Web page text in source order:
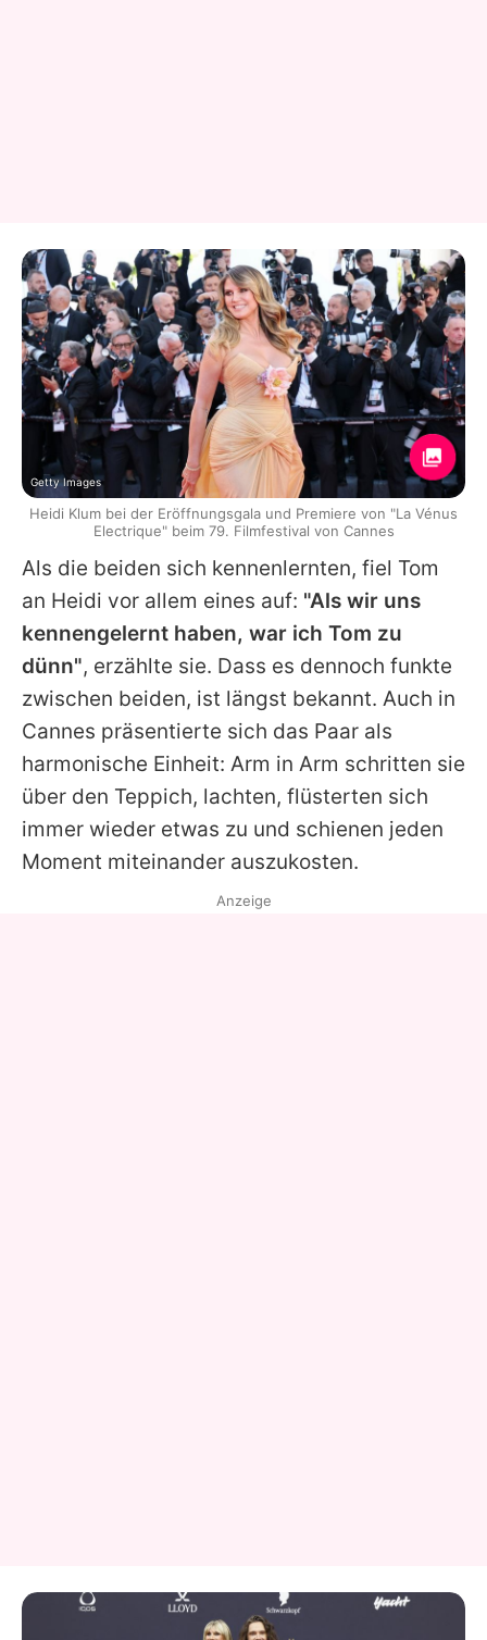
Als die beiden sich kennenlernten, fiel Tom
an Heidi vor allem eines auf: "Als wir uns
kennengelernt haben, war ich Tom zu
dünn", erzählte sie. Dass es dennoch funkte
zwischen beiden, ist längst bekannt. Auch in
Cannes präsentierte sich das Paar als
harmonische Einheit: Arm in Arm schritten sie
über den Teppich, lachten, flüsterten sich
immer wieder etwas zu und schienen jeden
Moment miteinander auszukosten.
Getty Images
Heidi Klum bei der Eröffnungsgala und Premiere von "La Vénus
Electrique" beim 79. Filmfestival von Cannes
Anzeige